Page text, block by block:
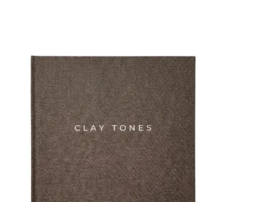
TOEVOEGEN
AAN JOUW
FAVORIETEN